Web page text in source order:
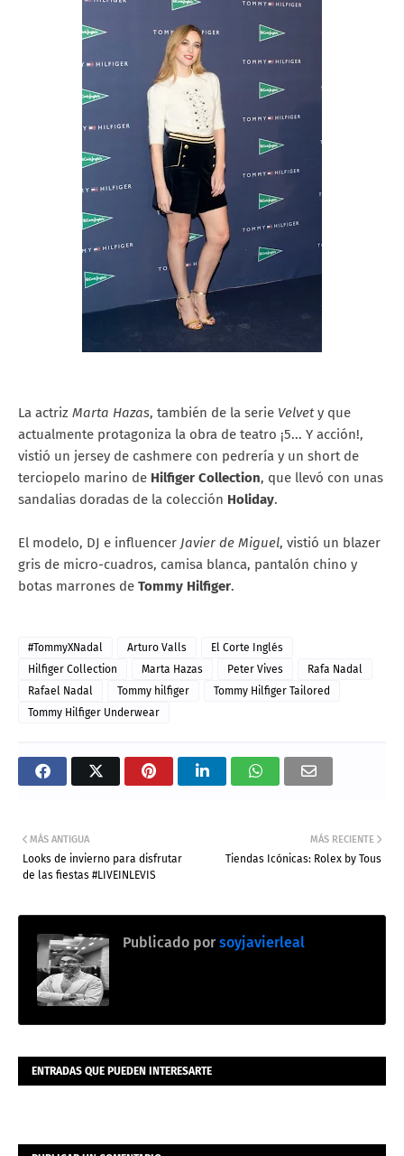
La actriz Marta Hazas, también de la serie Velvety que
actualmente protagoniza la obra de teatro ¡5... Y acción!,
vistió un jersey de cashmere con pedrería y un short de
terciopelo marino de Hilfiger Collection, que llevó con unas
sandalias doradas de la colección Holiday.
El modelo, DJ e influencer Javier de Miguel, vistió un blazer
gris de micro-cuadros, camisa blanca, pantalón chino y
botas marrones de Tommy Hilfiger.
#TommyXNadal Arturo Valls
El Corte Inglés
Hilfiger Collection
Marta Hazas Peter Vives
Rafa Nadal
Rafael Nadal
Tommy hilfiger
Tommy Hilfiger Tailored
Tommy Hilfiger Underwear
MÁS RECIENTE
Tiendas Icónicas: Rolex by Tous
MÁS ANTIGUA
Looks de invierno para disfrutar
de las fiestas #LIVEINLEVIS
Publicado por soyjavierleal
ENTRADAS QUE PUEDEN INTERESARTE